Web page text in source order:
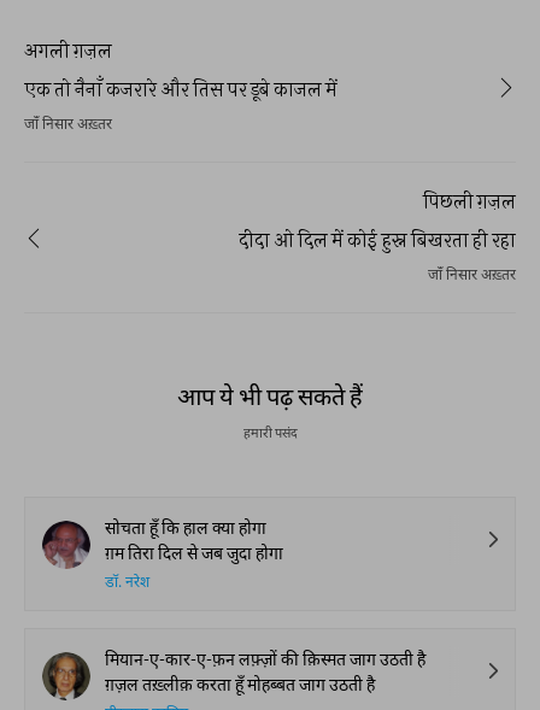
अगली ग़ज़ल
एक तो नैनाँ कजरारे और तिस पर डूबे काजल में
जाँ निसार अख़्तर
पिछली ग़ज़ल
दीदा ओ दिल में कोई हुस्न बिखरता ही रहा
जाँ निसार अख़्तर
आप ये भी पढ़ सकते हैं
हमारी पसंद
सोचता हूँ कि हाल क्या होगा
ग़म तिरा दिल से जब जुदा होगा
डॉ. नरेश
मियान-ए-कार-ए-फ़न लफ़्ज़ों की क़िस्मत जाग उठती है
ग़ज़ल तख़्लीक़ करता हूँ मोहब्बत जाग उठती है